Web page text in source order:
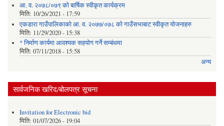
आ. व. २०७८/०७९ को बार्षिक स्वीकृत कार्यक्रम
मिति: 10/26/2021 - 17:59
एकडारा गाउँपालिकाको आ. व. २०७७/०७८ को गाउँसभाबाट स्वीकृत योजनाहरु
मिति: 11/29/2020 - 15:38
* निर्माण कार्यमा आवश्यक सहयोग गर्ने सम्बंधमा
मिति: 07/11/2018 - 15:58
अन्य
सार्वजनिक खरिद/बोलपत्र सूचना
Invitation for Electronic bid
मिति: 01/07/2026 - 19:04